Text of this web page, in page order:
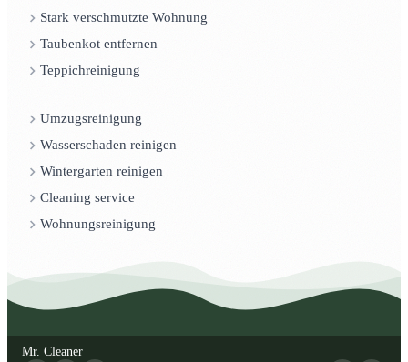
Stark verschmutzte Wohnung
Taubenkot entfernen
Teppichreinigung
Umzugsreinigung
Wasserschaden reinigen
Wintergarten reinigen
Cleaning service
Wohnungsreinigung
Mr. Cleaner